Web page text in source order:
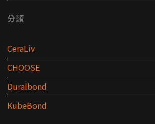
分類
CeraLiv
CHOOSE
Duralbond
KubeBond